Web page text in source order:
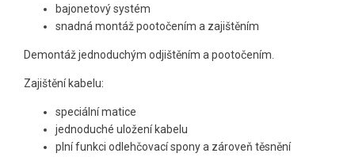
bajonetový systém
snadná montáž pootočením a zajištěním
Demontáž jednoduchým odjištěním a pootočením.
Zajištění kabelu:
speciální matice
jednoduché uložení kabelu
plní funkci odlehčovací spony a zároveň těsnění